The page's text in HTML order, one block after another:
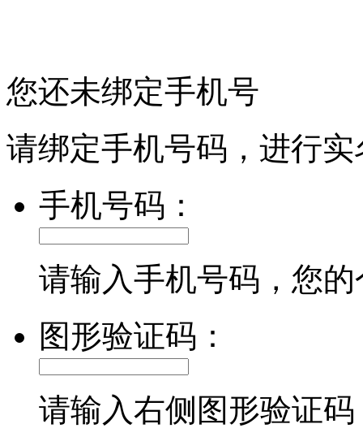
您还未绑定手机号
请绑定手机号码，进行
手机号码：
请输入手机号码，您
图形验证码：
请输入右侧图形验证码